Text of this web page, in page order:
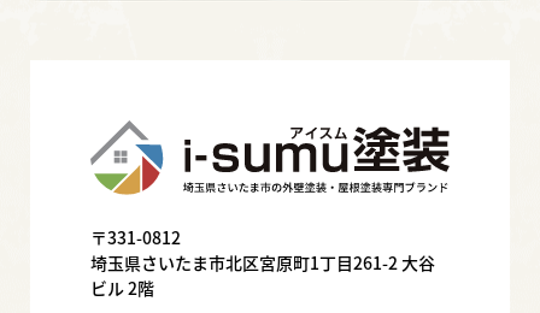
〒331-0812
埼玉県さいたま市北区宮原町1丁目261-2 大谷
ビル 2階